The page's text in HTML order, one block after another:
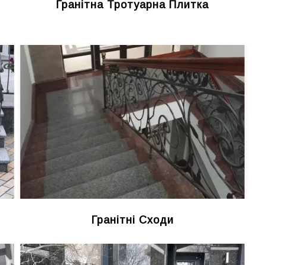
Гранітна Тротуарна Плитка
Гранітні Сходи